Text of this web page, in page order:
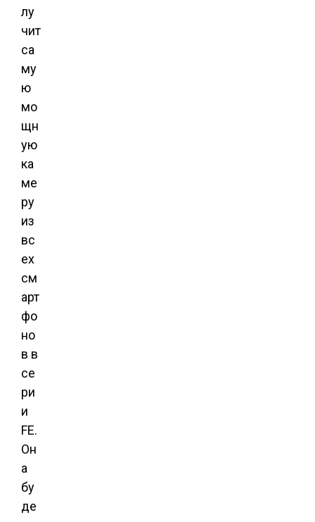
лу
чит
са
му
ю
мо
щн
ую
ка
ме
ру
из
вс
ех
см
арт
фо
но
в в
се
ри
и
FE.
Он
а
бу
де